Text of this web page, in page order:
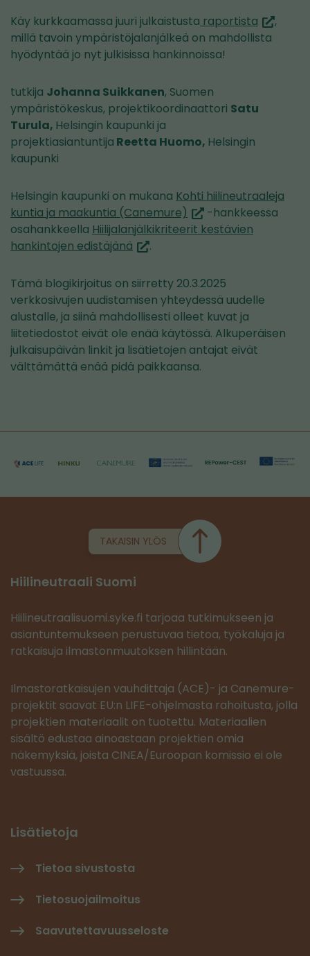
Käy kurkkaamassa juuri julkaistusta raportista (siirryt
toiseen
,
millä tavoin ympäristöjalanjälkeä on mahdollista
hyödyntää jo nyt julkisissa hankinnoissa!
tutkija Johanna Suikkanen, Suomen
ympäristökeskus, projektikoordinaattori Satu
Turula, Helsingin kaupunki ja
projektiasiantuntija Reetta Huomo, Helsingin
kaupunki
Helsingin kaupunki on mukana Kohti hiilineutraaleja
kuntia ja maakuntia (Canemure) (siirryt
toiseen
-hankkeessa
osahankkeella Hiilijalanjälkikriteerit kestävien
hankintojen edistäjänä (siirryt
palveluun)
.
Tämä blogikirjoitus on siirretty 20.3.2025
verkkosivujen uudistamisen yhteydessä uudelle
alustalle, ja siinä mahdollisesti olleet kuvat ja
liitetiedostot eivät ole enää käytössä. Alkuperäisen
julkaisupäivän linkit ja lisätietojen antajat eivät
välttämättä enää pidä paikkaansa.
TAKAISIN YLÖS
Hiilineutraali Suomi
Hiilineutraalisuomi.syke.fi tarjoaa tutkimukseen ja
asiantuntemukseen perustuvaa tietoa, työkaluja ja
ratkaisuja ilmastonmuutoksen hillintään.
Ilmastoratkaisujen vauhdittaja (ACE)- ja Canemure-
projektit saavat EU:n LIFE-ohjelmasta rahoitusta, jolla
projektien materiaalit on tuotettu. Materiaalien
sisältö edustaa ainoastaan projektien omia
näkemyksiä, joista CINEA/Euroopan komissio ei ole
vastuussa.
Lisätietoja
Tietoa sivustosta
Tietosuojailmoitus
Saavutettavuusseloste